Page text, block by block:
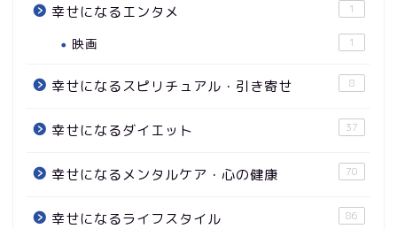
幸せになるエンタメ 1
映画 1
幸せになるスピリチュアル・引き寄せ 8
幸せになるダイエット 37
幸せになるメンタルケア・心の健康 70
幸せになるライフスタイル 86